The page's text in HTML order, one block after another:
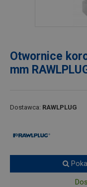
Otwornice
mm
Dostawca: RAWLPLUG